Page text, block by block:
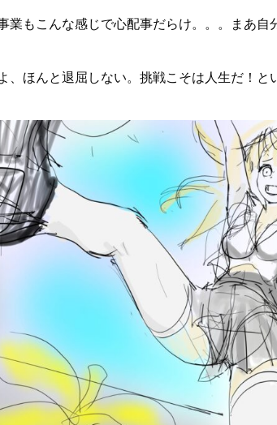
業もこんな感じで心配事だらけ。。。まあ
、ほんと退屈しない。挑戦こそは人生だ！